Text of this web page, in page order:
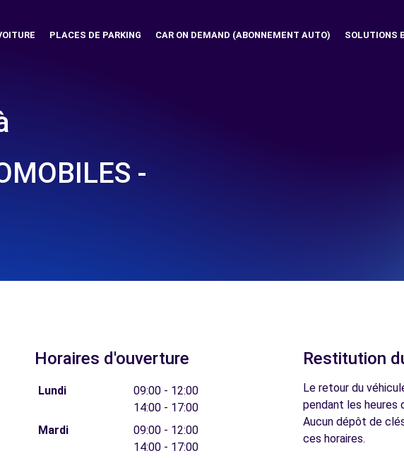
PLACES DE PARKING CAR ON DEMAND (ABONNEMENT AUTO) SOLUTIONS
-
Horaires d'ouverture
Lundi
09:00 - 12:00
14:00 - 17:00
Mardi
09:00 - 12:00
14:00 - 17:00
Restitution
Le retour du
pendant les heures
Aucun dépôt de
ces horaires.